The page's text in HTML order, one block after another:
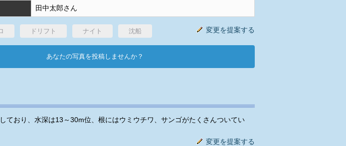
田中太郎さん
変更を提案する
ドリフト ナイト 沈船
あなたの写真を投稿しませんか？
おり、水深は13～30m位、根にはウミウチワ、サンゴがたくさんついてい
変更を提案する